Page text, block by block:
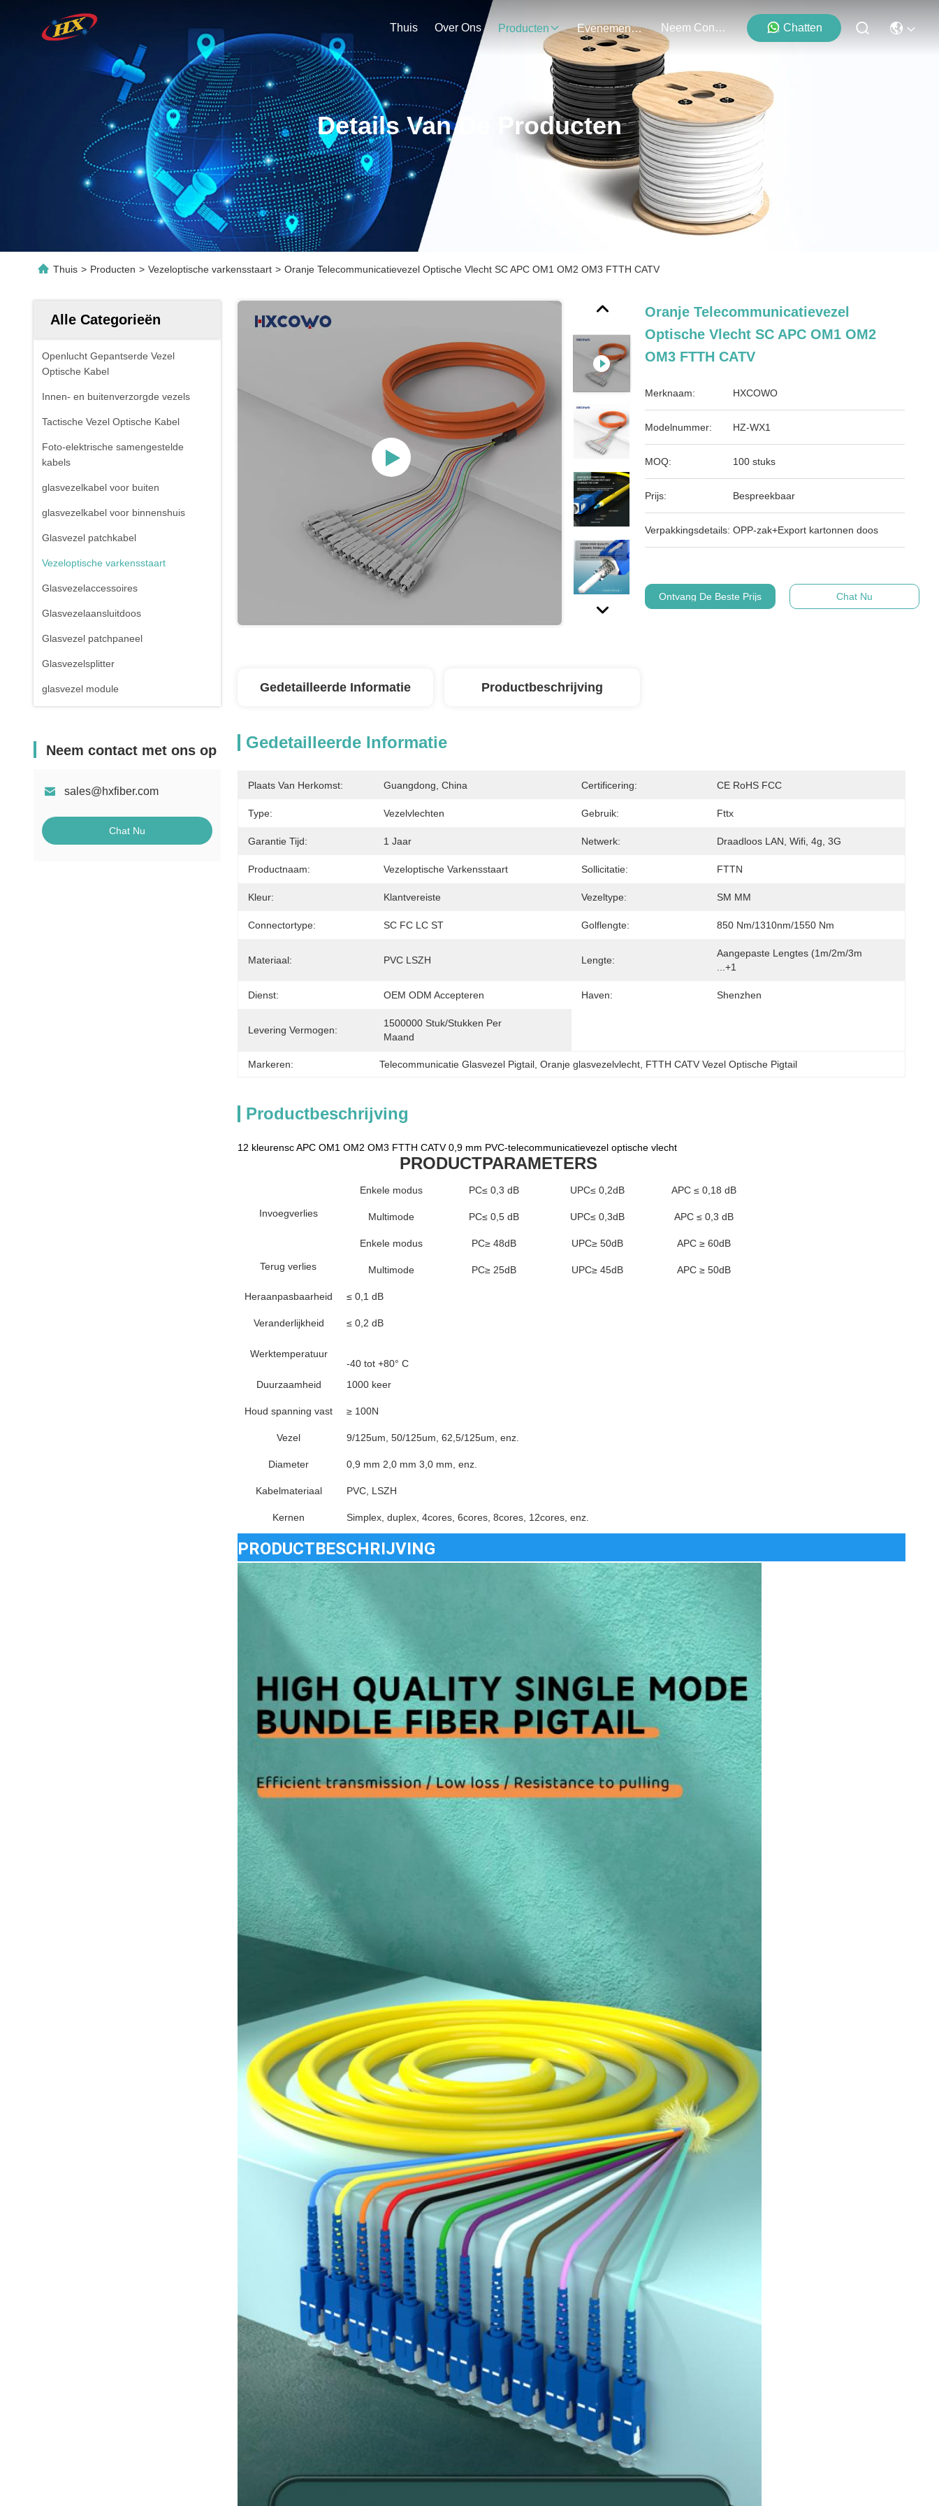
Thuis Over Ons Producten Evenementen Neem Contact Met Ons Op Chatten
Details Van De Producten
Thuis > Producten > Vezeloptische varkensstaart > Oranje Telecommunicatievezel Optische Vlecht SC APC OM1 OM2 OM3 FTTH CATV
Alle Categorieën
Openlucht Gepantserde Vezel
Optische Kabel
Innen- en buitenverzorgde vezels
Tactische Vezel Optische Kabel
Foto-elektrische samengestelde
kabels
glasvezelkabel voor buiten
glasvezelkabel voor binnenshuis
Glasvezel patchkabel
Vezeloptische varkensstaart
Glasvezelaccessoires
Glasvezelaansluitdoos
Glasvezel patchpaneel
Glasvezelsplitter
glasvezel module
Neem contact met ons op
sales@hxfiber.com
Chat Nu
Oranje Telecommunicatievezel
Optische Vlecht SC APC OM1 OM2
OM3 FTTH CATV
Merknaam: HXCOWO
Modelnummer: HZ-WX1
MOQ: 100 stuks
Prijs: Bespreekbaar
Verpakkingsdetails: OPP-zak+Export kartonnen doos
Ontvang De Beste Prijs Chat Nu
Gedetailleerde Informatie Productbeschrijving
Gedetailleerde Informatie
Plaats Van Herkomst: Guangdong, China Certificering: CE RoHS FCC
Type: Vezelvlechten Gebruik: Fttx
Garantie Tijd: 1 Jaar Netwerk: Draadloos LAN, Wifi, 4g, 3G
Productnaam: Vezeloptische Varkensstaart Sollicitatie: FTTN
Kleur: Klantvereiste Vezeltype: SM MM
Connectortype: SC FC LC ST Golflengte: 850 Nm/1310nm/1550 Nm
Materiaal: PVC LSZH Lengte:
Aangepaste Lengtes (1m/2m/3m
...+1
Dienst: OEM ODM Accepteren Haven: Shenzhen
Levering Vermogen:
1500000 Stuk/Stukken Per
Maand
Markeren: Telecommunicatie Glasvezel Pigtail , Oranje glasvezelvlecht FTTH CATV Vezel Optische Pigtail
Productbeschrijving
12 kleurensc APC OM1 OM2 OM3 FTTH CATV 0,9 mm PVC-telecommunicatievezel optische vlecht
PRODUCTPARAMETERS
Invoegverlies
Enkele modus PC≤ 0,3 dB UPC≤ 0,2dB APC ≤ 0,18 dB
Multimode PC≤ 0,5 dB UPC≤ 0,3dB APC ≤ 0,3 dB
Terug verlies
Enkele modus PC≥ 48dB UPC≥ 50dB APC ≥ 60dB
Multimode PC≥ 25dB UPC≥ 45dB APC ≥ 50dB
Heraanpasbaarheid ≤ 0,1 dB
Veranderlijkheid ≤ 0,2 dB
Werktemperatuur
-40 tot +80° C
Duurzaamheid
1000 keer
Houd spanning vast ≥ 100N
Vezel 9/125um, 50/125um, 62,5/125um, enz.
Diameter 0,9 mm 2,0 mm 3,0 mm, enz.
Kabelmateriaal PVC, LSZH
Kernen Simplex, duplex, 4cores, 6cores, 8cores, 12cores, enz.
PRODUCTBESCHRIJVING